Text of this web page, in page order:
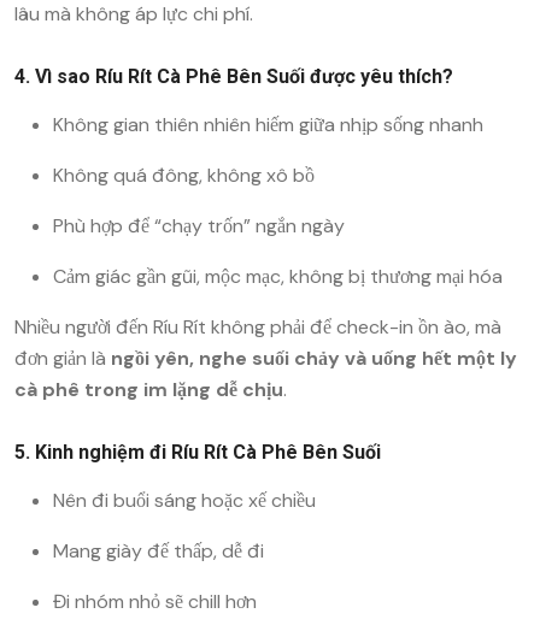
lâu mà không áp lực chi phí.
4. Vì sao Ríu Rít Cà Phê Bên Suối được yêu thích?
Không gian thiên nhiên hiếm giữa nhịp sống nhanh
Không quá đông, không xô bồ
Phù hợp để “chạy trốn” ngắn ngày
Cảm giác gần gũi, mộc mạc, không bị thương mại hóa
Nhiều người đến Ríu Rít không phải để check-in ồn ào, mà
đơn giản là ngồi yên, nghe suối chảy và uống hết một ly
cà phê trong im lặng dễ chịu.
5. Kinh nghiệm đi Ríu Rít Cà Phê Bên Suối
Nên đi buổi sáng hoặc xế chiều
Mang giày đế thấp, dễ đi
Đi nhóm nhỏ sẽ chill hơn